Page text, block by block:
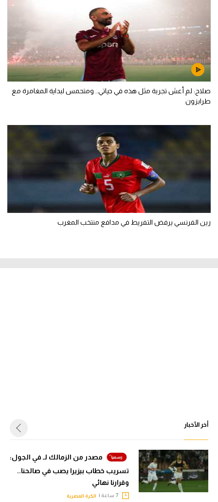
صلاح: لم أعش تجربة مثل هذه في حياتي.. ومتحمس لبداية المغامرة مع
طرابزون
رين الفرنسي يرفض التفريط في مدافع منتخب المغرب
أخر الأخبار
مصدر من الزمالك لـ في الجول:
تسريب خطاب بيزيرا يصب في صالحنا..
وقرارنا نهائي
الكرة المصرية